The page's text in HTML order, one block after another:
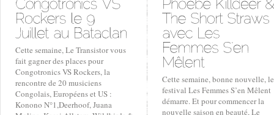
Cette semaine, Le Transistor vous
fait gagner des places pour
Congotronics VS Rockers, la
rencontre de 20 musiciens
Congolais, Européens et US :
Konono N°1,Deerhoof, Juana
Cette semaine, bonne nouvelle, le
festival Les Femmes S’en Mêlent
démarre. Et pour commencer la
nouvelle saison en beauté, Le